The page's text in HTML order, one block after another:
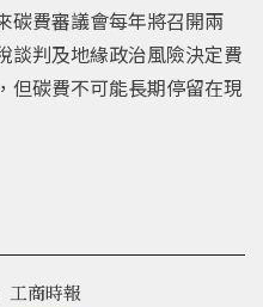
碳費審議會每年將召開兩
談判及地緣政治風險決定費
但碳費不可能長期停留在現
工商時報